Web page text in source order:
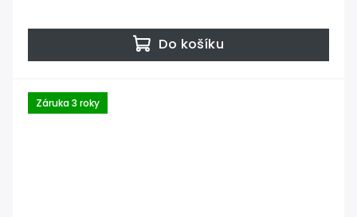
Do košíku
Záruka 3 roky